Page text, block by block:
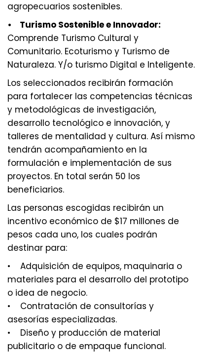
agropecuarios sostenibles.
• Turismo Sostenible e Innovador:
Comprende Turismo Cultural y
Comunitario. Ecoturismo y Turismo de
Naturaleza. Y/o turismo Digital e Inteligente.
Los seleccionados recibirán formación
para fortalecer las competencias técnicas
y metodológicas de investigación,
desarrollo tecnológico e innovación, y
talleres de mentalidad y cultura. Así mismo
tendrán acompañamiento en la
formulación e implementación de sus
proyectos. En total serán 50 los
beneficiarios.
Las personas escogidas recibirán un
incentivo económico de $17 millones de
pesos cada uno, los cuales podrán
destinar para:
• Adquisición de equipos, maquinaria o
materiales para el desarrollo del prototipo
o idea de negocio.
• Contratación de consultorías y
asesorías especializadas.
• Diseño y producción de material
publicitario o de empaque funcional.